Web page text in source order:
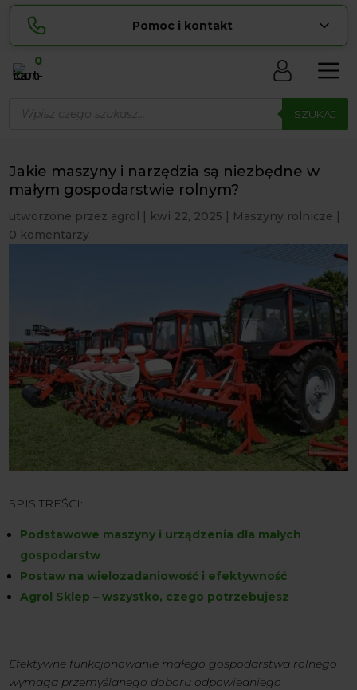
Pomoc i kontakt
Sylwia
pokaż numer
729 856 ...
zamowienia@ ...
biuro@ ... pokaż e-mail
0
produktów SZUKAJ
Jakie maszyny i narzędzia są niezbędne w
małym gospodarstwie rolnym?
utworzone przez agrol | kwi 22, 2025 | Maszyny rolnicze |
0 komentarzy
SPIS TREŚCI:
Podstawowe maszyny i urządzenia dla małych
gospodarstw
Postaw na wielozadaniowość i efektywność
Agrol Sklep – wszystko, czego potrzebujesz
Efektywne funkcjonowanie małego gospodarstwa rolnego
wymaga przemyślanego doboru odpowiedniego